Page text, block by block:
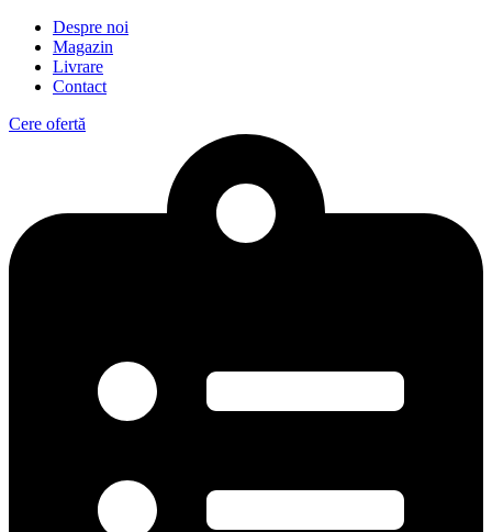
Despre noi
Magazin
Livrare
Contact
Cere ofertă